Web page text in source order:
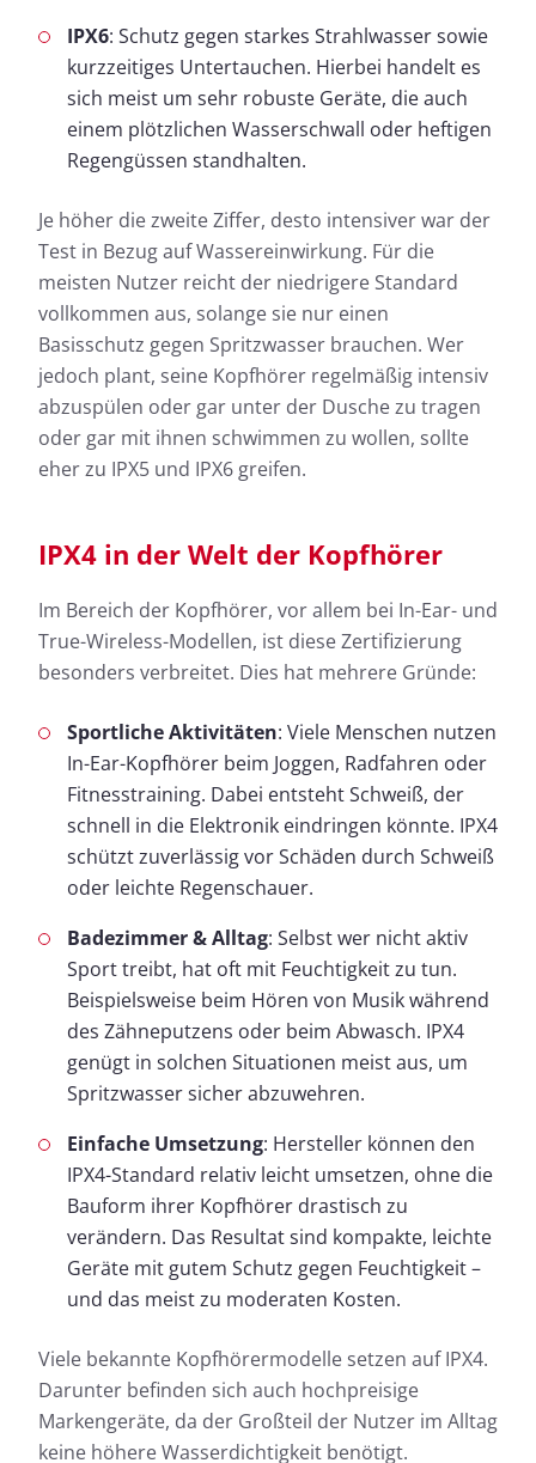
IPX6: Schutz gegen starkes Strahlwasser sowie
kurzzeitiges Untertauchen. Hierbei handelt es
sich meist um sehr robuste Geräte, die auch
einem plötzlichen Wasserschwall oder heftigen
Regengüssen standhalten.
Je höher die zweite Ziffer, desto intensiver war der
Test in Bezug auf Wassereinwirkung. Für die
meisten Nutzer reicht der niedrigere Standard
vollkommen aus, solange sie nur einen
Basisschutz gegen Spritzwasser brauchen. Wer
jedoch plant, seine Kopfhörer regelmäßig intensiv
abzuspülen oder gar unter der Dusche zu tragen
oder gar mit ihnen schwimmen zu wollen, sollte
eher zu IPX5 und IPX6 greifen.
IPX4 in der Welt der Kopfhörer
Im Bereich der Kopfhörer, vor allem bei In-Ear- und
True-Wireless-Modellen, ist diese Zertifizierung
besonders verbreitet. Dies hat mehrere Gründe:
Sportliche Aktivitäten: Viele Menschen nutzen
In-Ear-Kopfhörer beim Joggen, Radfahren oder
Fitnesstraining. Dabei entsteht Schweiß, der
schnell in die Elektronik eindringen könnte. IPX4
schützt zuverlässig vor Schäden durch Schweiß
oder leichte Regenschauer.
Badezimmer & Alltag: Selbst wer nicht aktiv
Sport treibt, hat oft mit Feuchtigkeit zu tun.
Beispielsweise beim Hören von Musik während
des Zähneputzens oder beim Abwasch. IPX4
genügt in solchen Situationen meist aus, um
Spritzwasser sicher abzuwehren.
Einfache Umsetzung: Hersteller können den
IPX4-Standard relativ leicht umsetzen, ohne die
Bauform ihrer Kopfhörer drastisch zu
verändern. Das Resultat sind kompakte, leichte
Geräte mit gutem Schutz gegen Feuchtigkeit –
und das meist zu moderaten Kosten.
Viele bekannte Kopfhörermodelle setzen auf IPX4.
Darunter befinden sich auch hochpreisige
Markengeräte, da der Großteil der Nutzer im Alltag
keine höhere Wasserdichtigkeit benötigt.